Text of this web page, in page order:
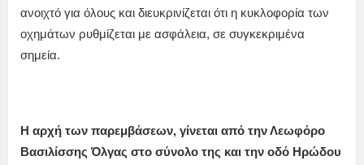
ανοιχτό για όλους και διευκρινίζεται ότι η κυκλοφορία των
οχημάτων ρυθμίζεται με ασφάλεια, σε συγκεκριμένα
σημεία.
Η αρχή των παρεμβάσεων, γίνεται από την Λεωφόρο
Βασιλίσσης Όλγας στο σύνολο της και την οδό Ηρώδου